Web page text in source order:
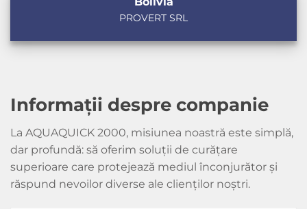
PROVERT SRL
Informații despre companie
La AQUAQUICK 2000, misiunea noastră este simplă,
dar profundă: să oferim soluții de curățare
superioare care protejează mediul înconjurător și
răspund nevoilor diverse ale clienților noștri.